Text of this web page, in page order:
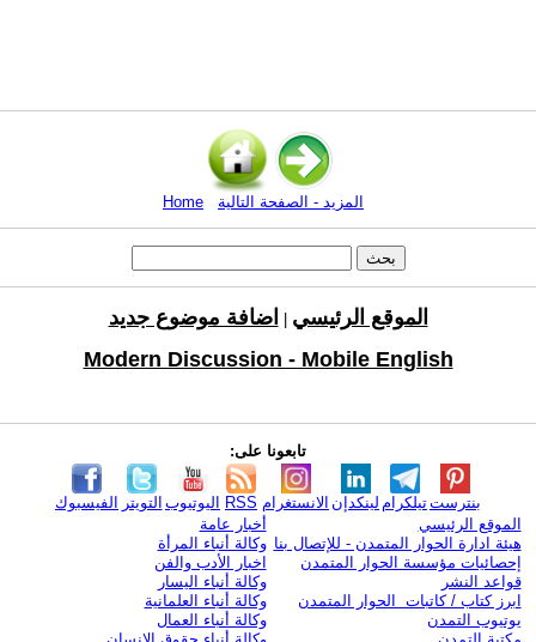
Home المزيد - الصفحة التالية
الموقع الرئيسي
اضافة موضوع جديد
Modern Discussion - Mobile English
تابعونا على:
الفيسبوك التويتر اليوتيوب RSS الانستغرام لينكدإن تيلكرامبنترست
الموقع الرئيسي
هيئة ادارة الحوار المتمدن - للإتصال بنا
إحصائيات مؤسسة الحوار المتمدن
قواعد النشر
ابرز كتاب / كاتبات الحوار المتمدن
يوتيوب التمدن
أخبار عامة
وكالة أنباء المرأة
اخبار الأدب والفن
وكالة أنباء اليسار
وكالة أنباء العلمانية
وكالة أنباء العمال